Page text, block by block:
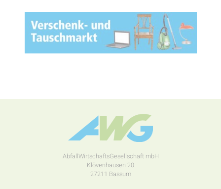
AbfallWirtschaftsGesellschaft mbH
Klövenhausen 20
27211 Bassum